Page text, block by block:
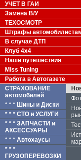
УЧЕТ В ГАИ
Замена В/У
ТЕХОСМОТР
Штрафы
В случае ДТП
Клуб 4x4
Наши путешествия
Miss Tuning
Работа в Автогазете
СТРАХОВАНИЕ
автомобилей
* * * Шины и Диски
* * * СТО и УСЛУГИ
* * * ЗАПЧАСТИ и
АКСЕССУАРЫ
* * * Автохаусы
* * *
ГРУЗОПЕРЕВОЗКИ